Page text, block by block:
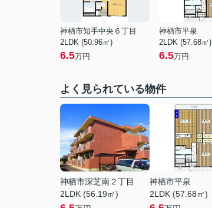
神栖市知手中央６丁目
2LDK (50.96㎡)
6.5万円
神栖市平泉
2LDK (57.68㎡)
6.5万円
よく見られている物件
神栖市深芝南２丁目
2LDK (56.19㎡)
神栖市平泉
2LDK (57.68㎡)